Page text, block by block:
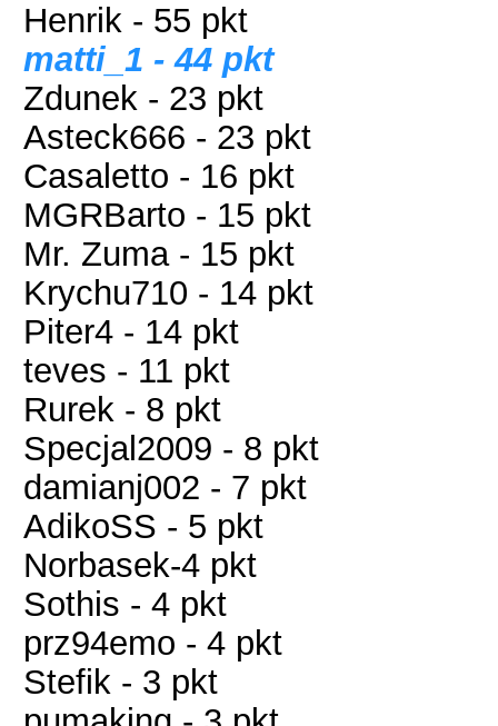
Henrik - 55 pkt
matti_1 - 44 pkt
Zdunek - 23 pkt
Asteck666 - 23 pkt
Casaletto - 16 pkt
MGRBarto - 15 pkt
Mr. Zuma - 15 pkt
Krychu710 - 14 pkt
Piter4 - 14 pkt
teves - 11 pkt
Rurek - 8 pkt
Specjal2009 - 8 pkt
damianj002 - 7 pkt
AdikoSS - 5 pkt
Norbasek-4 pkt
Sothis - 4 pkt
prz94emo - 4 pkt
Stefik - 3 pkt